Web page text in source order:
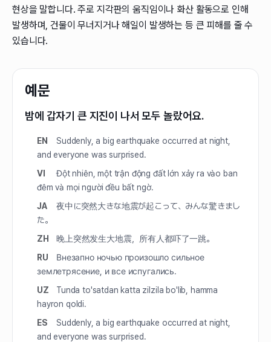
현상을 말합니다. 주로 지각판의 움직임이나 화산 활동으로 인해
발생하며, 건물이 무너지거나 해일이 발생하는 등 큰 피해를 줄 수
있습니다.
예문
밤에 갑자기 큰 지진이 나서 모두 놀랐어요.
EN
Suddenly, a big earthquake occurred at night,
and everyone was surprised.
VI
Đột nhiên, một trận động đất lớn xảy ra vào ban
đêm và mọi người đều bất ngờ.
JA
夜中に突然大きな地震が起こって、みんな驚きまし
た。
ZH
晚上突然发生大地震，所有人都吓了一跳。
RU
Внезапно ночью произошло сильное
землетрясение, и все испугались.
UZ
Tunda to'satdan katta zilzila bo'lib, hamma
hayron qoldi.
ES
Suddenly, a big earthquake occurred at night,
and everyone was surprised.